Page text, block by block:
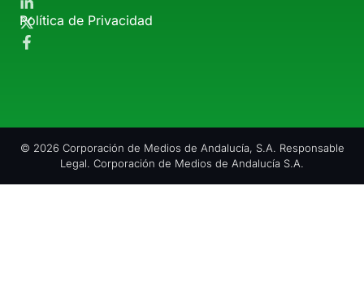
Política de Privacidad
© 2026 Corporación de Medios de Andalucía, S.A. Responsable
Legal. Corporación de Medios de Andalucía S.A.